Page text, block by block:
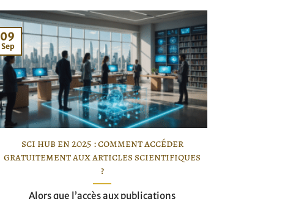
sci hub en 2025 : comment accéder
gratuitement aux articles scientifiques
?
Alors que l’accès aux publications
09
Sep